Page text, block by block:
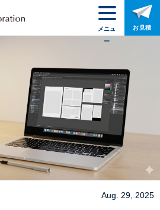
Aug. 29, 2025
メニュ
ー
お見積